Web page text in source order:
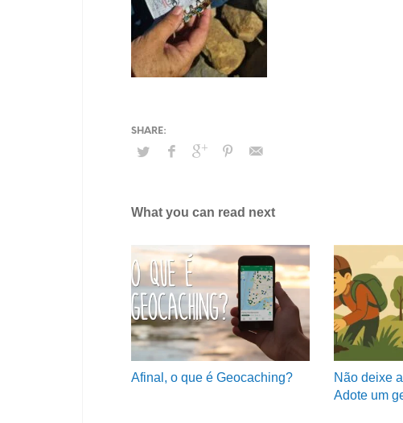
What you can read next
Afinal, o que é Geocaching?
Não deixe
Adote um